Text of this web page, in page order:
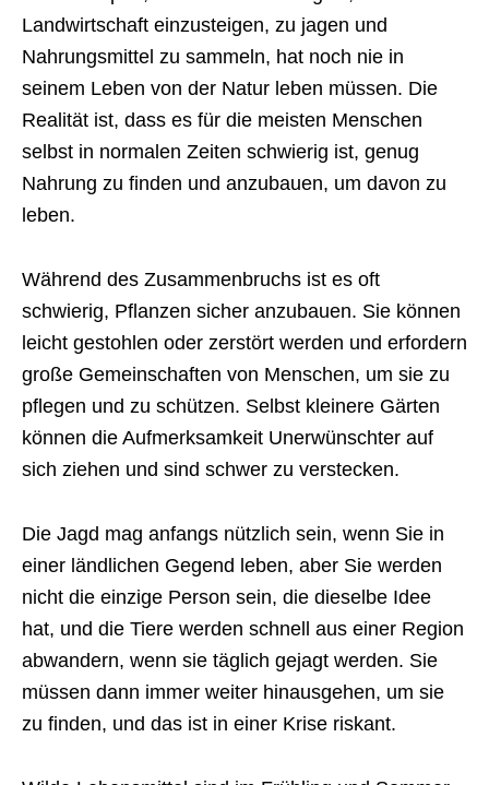
Landwirtschaft einzusteigen, zu jagen und
Nahrungsmittel zu sammeln, hat noch nie in
seinem Leben von der Natur leben müssen. Die
Realität ist, dass es für die meisten Menschen
selbst in normalen Zeiten schwierig ist, genug
Nahrung zu finden und anzubauen, um davon zu
leben.
Während des Zusammenbruchs ist es oft
schwierig, Pflanzen sicher anzubauen. Sie können
leicht gestohlen oder zerstört werden und erfordern
große Gemeinschaften von Menschen, um sie zu
pflegen und zu schützen. Selbst kleinere Gärten
können die Aufmerksamkeit Unerwünschter auf
sich ziehen und sind schwer zu verstecken.
Die Jagd mag anfangs nützlich sein, wenn Sie in
einer ländlichen Gegend leben, aber Sie werden
nicht die einzige Person sein, die dieselbe Idee
hat, und die Tiere werden schnell aus einer Region
abwandern, wenn sie täglich gejagt werden. Sie
müssen dann immer weiter hinausgehen, um sie
zu finden, und das ist in einer Krise riskant.